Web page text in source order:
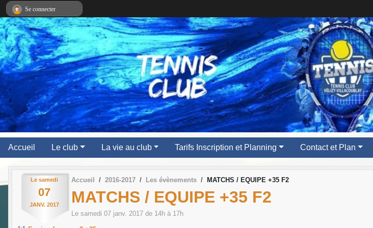
Accueil Le club La vie au club Tarifs Inscription et Planning Contact et Plan
Le samedi
07
JANV. 2017
Accueil 2016-2017 Les évènements MATCHS / EQUIPE +35 F2
MATCHS / EQUIPE +35 F2
Le samedi 07 janv. 2017 de 14h à 17h
Se connecter
Panneau de gestion des cookies